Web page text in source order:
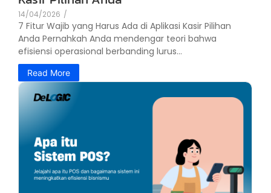
14/04/2026 /
7 Fitur Wajib yang Harus Ada di Aplikasi Kasir Pilihan
Anda Pernahkah Anda mendengar teori bahwa
efisiensi operasional berbanding lurus...
Read More